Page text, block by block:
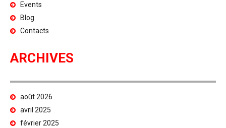
Events
Blog
Contacts
ARCHIVES
août 2026
avril 2025
février 2025